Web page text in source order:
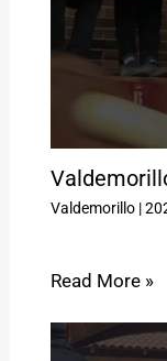
Valdemorillo|
Read More »